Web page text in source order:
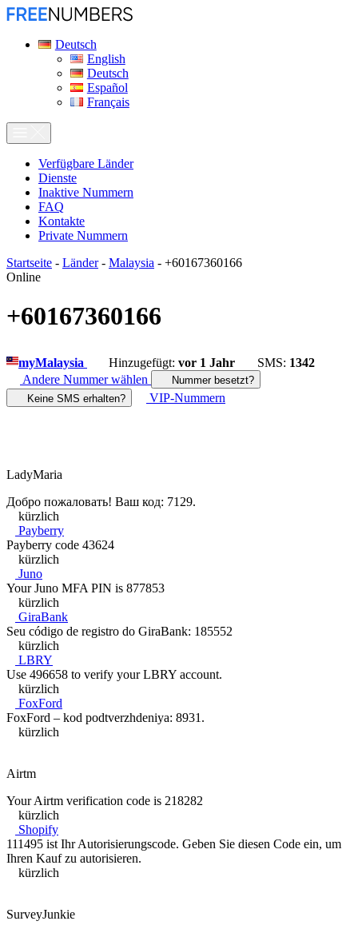
Deutsch
English
Deutsch
Español
Français
Verfügbare Länder
Dienste
Inaktive Nummern
FAQ
Kontakte
Private Nummern
Startseite - Länder- Malaysia - +60167360166
Online
+60167360166
myMalaysia Hinzugefügt: vor 1 Jahr SMS: 1342
Andere Nummer wählen
Nummer besetzt?
Keine SMS erhalten?
VIP-Nummern
LadyMaria
Добро пожаловать! Ваш код: 7129.
kürzlich
Payberry
Payberry code 43624
kürzlich
Juno
Your Juno MFA PIN is 877853
kürzlich
GiraBank
Seu código de registro do GiraBank: 185552
kürzlich
LBRY
Use 496658 to verify your LBRY account.
kürzlich
FoxFord
FoxFord – kod podtverzhdeniya: 8931.
kürzlich
Airtm
Your Airtm verification code is 218282
kürzlich
Shopify
111495 ist Ihr Autorisierungscode. Geben Sie diesen Code ein, um
Ihren Kauf zu autorisieren.
kürzlich
SurveyJunkie